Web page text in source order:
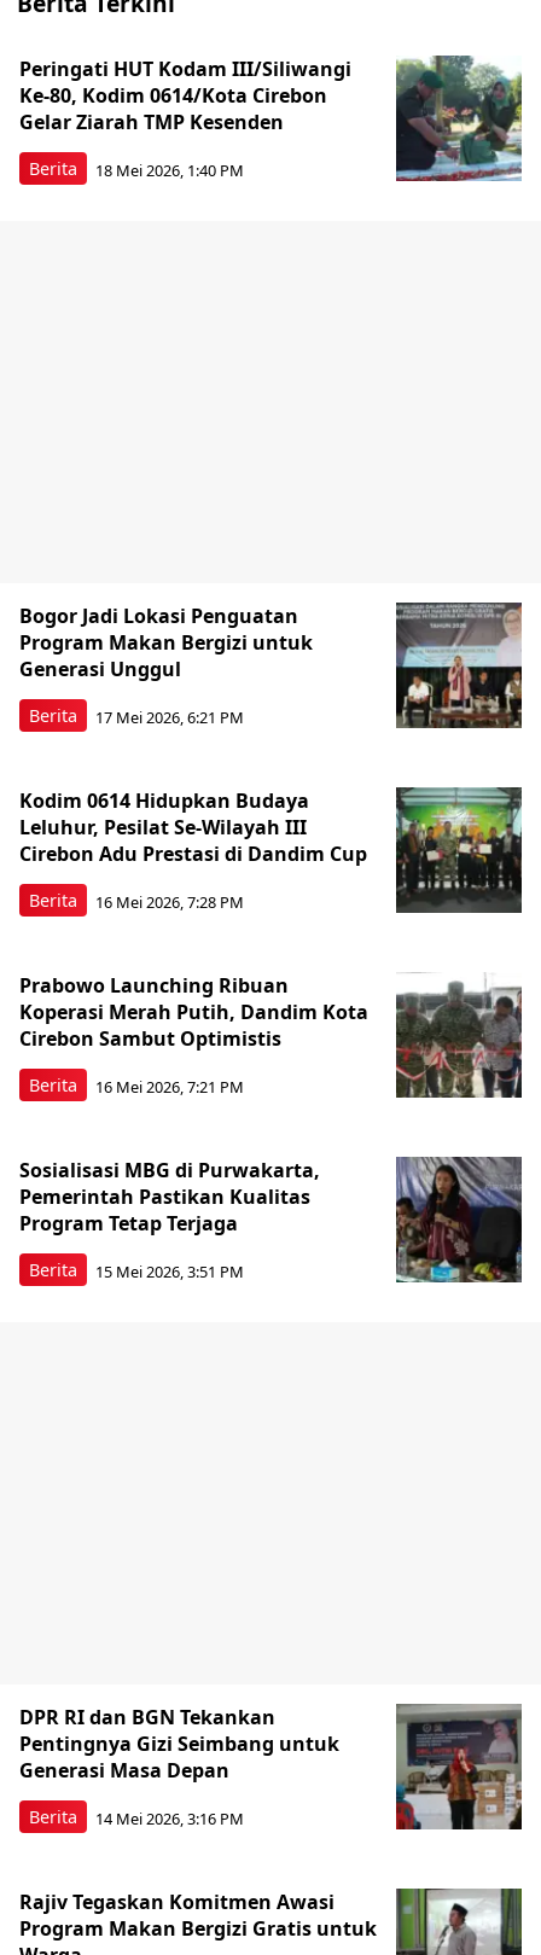
Berita
Peringati HUT Kodam III/Siliwangi
Ke-80, Kodim 0614/Kota Cirebon
Gelar Ziarah TMP Kesenden
18 Mei 2026, 1:40 PM
Berita
Bogor Jadi Lokasi Penguatan
Program Makan Bergizi untuk
Generasi Unggul
17 Mei 2026, 6:21 PM
Berita
Kodim 0614 Hidupkan Budaya
Leluhur, Pesilat Se-Wilayah III
Cirebon Adu Prestasi di Dandim Cup
16 Mei 2026, 7:28 PM
Berita
Prabowo Launching Ribuan
Koperasi Merah Putih, Dandim Kota
Cirebon Sambut Optimistis
16 Mei 2026, 7:21 PM
Berita
Sosialisasi MBG di Purwakarta,
Pemerintah Pastikan Kualitas
Program Tetap Terjaga
15 Mei 2026, 3:51 PM
Berita
DPR RI dan BGN Tekankan
Pentingnya Gizi Seimbang untuk
Generasi Masa Depan
14 Mei 2026, 3:16 PM
Rajiv Tegaskan Komitmen Awasi
Program Makan Bergizi Gratis untuk